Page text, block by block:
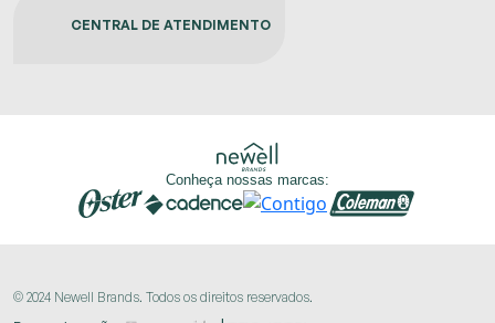
CENTRAL DE ATENDIMENTO
Conheça nossas marcas:
© 2024 Newell Brands. Todos os direitos reservados.